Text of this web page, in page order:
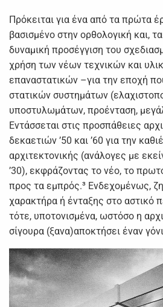
Πρόκειται για ένα από τα πρώτα
βασισμένο στην ορθολογική και,
δυναμική προσέγγιση του
χρήση των νέων τεχνικών και
επαναστατικών –για την εποχή
στατικών συστημάτων
υποστυλωμάτων, προένταση,
Εντάσσεται στις προσπάθειες
δεκαετιών ’50 και ’60 για την
αρχιτεκτονικής (ανάλογες με
’30), εκφράζοντας το νέο, το
προς τα εμπρός.³ Ενδεχομένως,
χαρακτήρα ή ένταξης στο αστικό
τότε, υποτονισμένα, ωστόσο η
σίγουρα (ξανα)αποκτήσει έναν